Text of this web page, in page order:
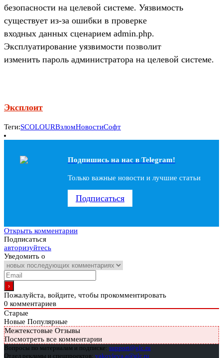
безопасности на целевой системе. Уязвимость
существует из-за ошибки в проверке
входных данных сценарием admin.php.
Эксплуатирование уязвимости позволит
изменить пароль администратора на целевой системе.
Эксплоит
Теги:SCOLOURВзломНовостиСофт
Подпишись на наc в Telegram!
Только важные новости и лучшие статьи
Подписаться
Открыть комментарии
Подписаться
авторизуйтесь
Уведомить о
Пожалуйста, войдите, чтобы прокомментировать
0 комментариев
Старые
Новые Популярные
Межтекстовые Отзывы
Посмотреть все комментарии
Вопросы по материалам и подписке: support@glc.ru
Отдел рекламы и спецпроектов: yakovleva.a@glc.ru